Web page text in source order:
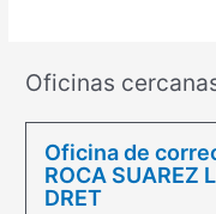
Oficinas
Oficina de
ROCA SUAREZ
DRET